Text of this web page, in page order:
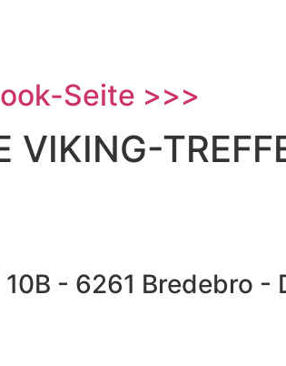
Seite >>>
VIKING-
- 6261 Bredebro -